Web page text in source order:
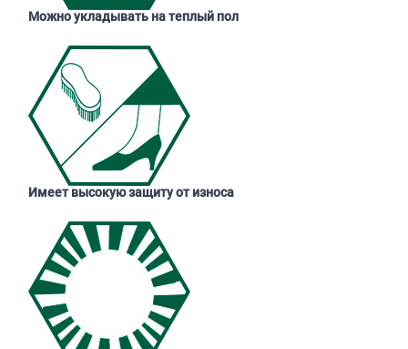
Можно укладывать на теплый пол
Имеет высокую защиту от износа